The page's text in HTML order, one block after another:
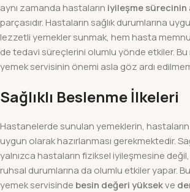
aynı zamanda hastaların iyileşme sürecinin
parçasıdır. Hastaların sağlık durumlarına
lezzetli yemekler sunmak, hem hasta
de tedavi süreçlerini olumlu yönde etkiler.
yemek servisinin önemi asla göz ardı
Sağlıklı Beslenme İlkeleri
Hastanelerde sunulan yemeklerin, hastaların
uygun olarak hazırlanması gerekmektedir.
yalnızca hastaların fiziksel iyileşmesine
ruhsal durumlarına da olumlu etkiler yapar.
yemek servisinde besin değeri yüksekve